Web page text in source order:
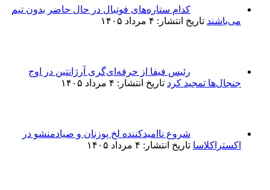
کدام ستاره‌های فوتبال در حال حاضر بدون تیم
می‌باشند تاریخ انتشار: ۴ مرداد ۱۴۰۵
رئیس فیفا از حرفه‌ای‌گری آرژانتین در اوج
جنجال‌ها تمجید کرد تاریخ انتشار: ۴ مرداد ۱۴۰۵
شروع ناامیدکننده لخ پوزنان و صیادمنشو در
اکستراکلاسا تاریخ انتشار: ۴ مرداد ۱۴۰۵